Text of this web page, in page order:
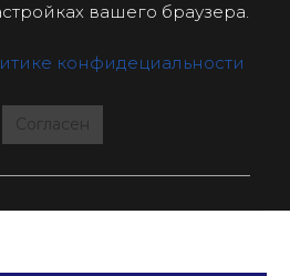
вашего браузера.
конфидециальности
Согласен